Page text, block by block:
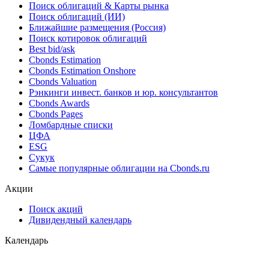
Поиск облигаций & Карты рынка
Поиск облигаций (ИИ)
Ближайшие размещения (Россия)
Поиск котировок облигаций
Best bid/ask
Cbonds Estimation
Cbonds Estimation Onshore
Cbonds Valuation
Рэнкинги инвест. банков и юр. консультантов
Cbonds Awards
Cbonds Pages
Ломбардные списки
ЦФА
ESG
Сукук
Самые популярные облигации на Cbonds.ru
Акции
Поиск акций
Дивидендный календарь
Календарь